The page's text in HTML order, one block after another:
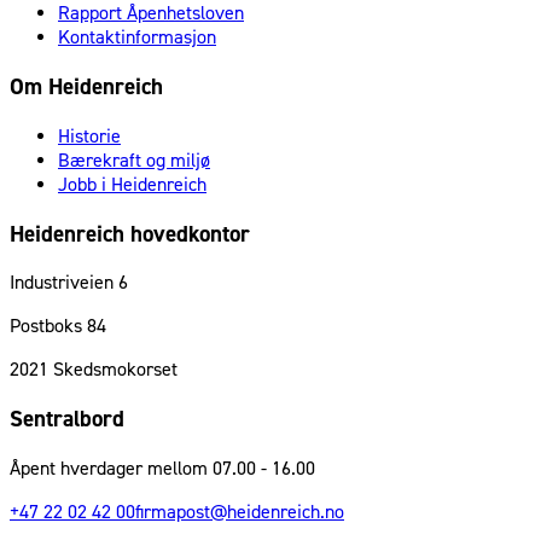
Rapport Åpenhetsloven
Kontaktinformasjon
Om Heidenreich
Historie
Bærekraft og miljø
Jobb i Heidenreich
Heidenreich hovedkontor
Industriveien 6
Postboks 84
2021 Skedsmokorset
Sentralbord
Åpent hverdager mellom 07.00 - 16.00
+47 22 02 42 00firmapost@heidenreich.no